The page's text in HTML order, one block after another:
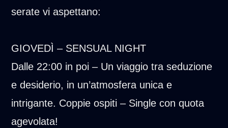
serate vi aspettano:
GIOVEDÌ – SENSUAL NIGHT
Dalle 22:00 in poi – Un viaggio tra seduzione
e desiderio, in un’atmosfera unica e
intrigante. Coppie ospiti – Single con quota
agevolata!